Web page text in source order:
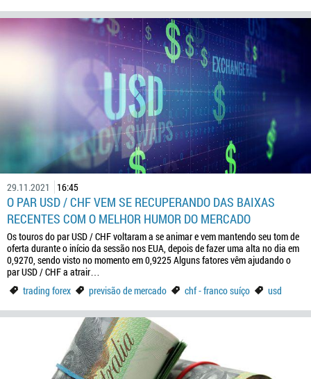
29.11.2021 16:45
O PAR USD / CHF VEM SE RECUPERANDO DAS BAIXAS
RECENTES COM O MELHOR HUMOR DO MERCADO
Os touros do par USD / CHF voltaram a se animar e vem mantendo seu tom de
oferta durante o início da sessão nos EUA, depois de fazer uma alta no dia em
0,9270, sendo visto no momento em 0,9225 Alguns fatores vêm ajudando o
par USD / CHF a atrair…
trading forex
previsão de mercado chf - franco suíço usd